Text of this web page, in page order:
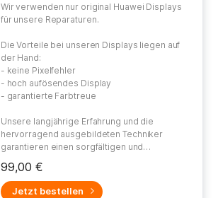
Wir verwenden nur original Huawei Displays
für unsere Reparaturen.
Die Vorteile bei unseren Displays liegen auf
der Hand:
- keine Pixelfehler
- hoch aufösendes Display
- garantierte Farbtreue
Unsere langjährige Erfahrung und die
hervorragend ausgebildeten Techniker
garantieren einen sorgfältigen und
Ihres defekten Gerätes.
99,00 €
Jetzt bestellen